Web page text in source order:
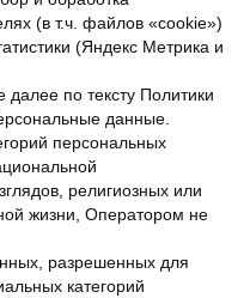
(в т.ч. файлов «cookie»)
(Яндекс Метрика и
по тексту Политики
данные.
персональных
религиозных или
жизни, Оператором не
разрешенных для
категорий